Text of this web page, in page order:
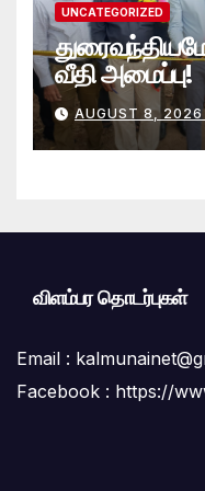
UNCATEGORIZED
துரைவந்தியமேடு
வீதி அமைப்பு!
AUGUST 8,
விளம்பர தொடர்புகள்
Email :
Facebook : https://